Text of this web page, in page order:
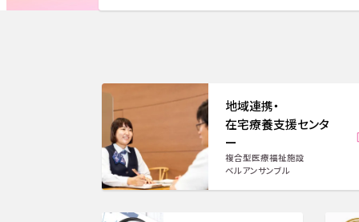
地域連携・
在宅療養支援センタ
ー
複合型医療福祉施設
ベルアンサンブル